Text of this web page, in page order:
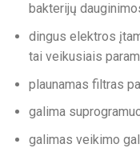
bakterijų
dingus elektros
tai veikusiais
plaunamas filtras
galima
galimas veikimo